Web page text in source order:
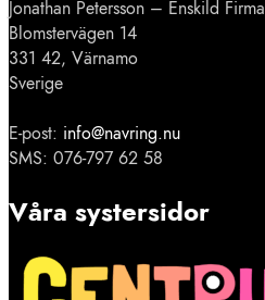
Jonathan Petersson – Enskild Firma
Blomstervägen 14
331 42, Värnamo
Sverige
E-post: info@navring.nu
SMS: 076-797 62 58
Våra systersidor